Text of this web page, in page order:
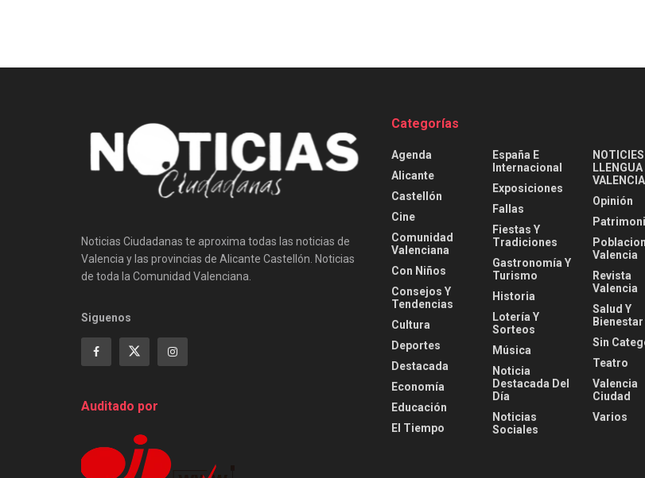
Noticias Ciudadanas te aproxima todas las noticias de
Valencia y las provincias de Alicante Castellón. Noticias
de toda la Comunidad Valenciana.
Siguenos
Auditado por
Categorías
Agenda
Alicante
Castellón
Cine
Comunidad
Valenciana
Con Niños
Consejos Y
Tendencias
Cultura
Deportes
Destacada
Economía
Educación
El Tiempo
España E
Internacional
Exposiciones
Fallas
Fiestas Y
Tradiciones
Gastronomía Y
Turismo
Historia
Lotería Y
Sorteos
Música
Noticia
Destacada Del
Día
Noticias
Sociales
NOTICIES
LLENGUA
Opinión
Valencia
Revista
Valencia
Salud Y
Bienestar
Sin
Teatro
Valencia
Ciudad
Varios